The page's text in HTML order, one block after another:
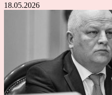
18.05.2026